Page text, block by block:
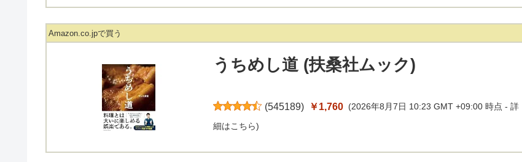
Amazon.co.jpで買う
うちめし道 (扶桑社ムック)
(545189) ￥1,760 (2026年8月7日 10:23 GMT +09:00 時点 -詳
細はこちら)